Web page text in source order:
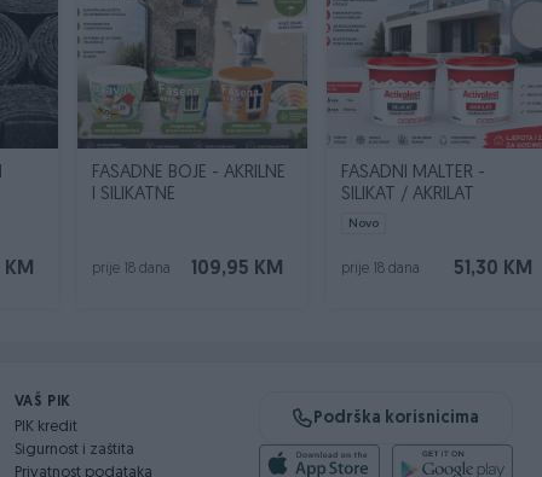
KM
FASADNE BOJE - AKRILNE
I SILIKATNE
109,95 KM
prije 18 dana
FASADNI MALTER -
SILIKAT / AKRILAT
Novo
51,30 KM
prije 18 dana
VAŠ PIK
PIK kredit
Sigurnost i zaštita
Privatnost podataka
Podrška korisnicima